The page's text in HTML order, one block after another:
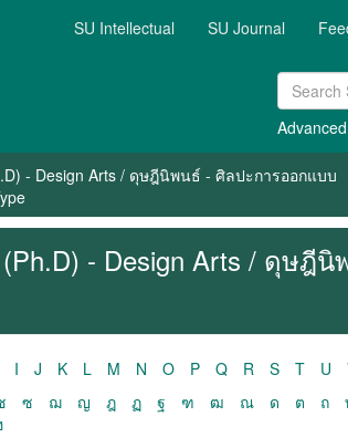
SU Intellectual SU Journal
- Design Arts / ดุษฎีนิพนธ์ - ศิลปะการออกแบบ
(Ph.D) - Design Arts / ดุษฎี
I J K L M N O P Q R S T U
ซ ฌ ญ ฎ ฏ ฐ ฑ ฒ ณ ด ต ถ